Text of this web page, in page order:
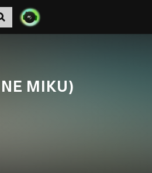
MIKU)